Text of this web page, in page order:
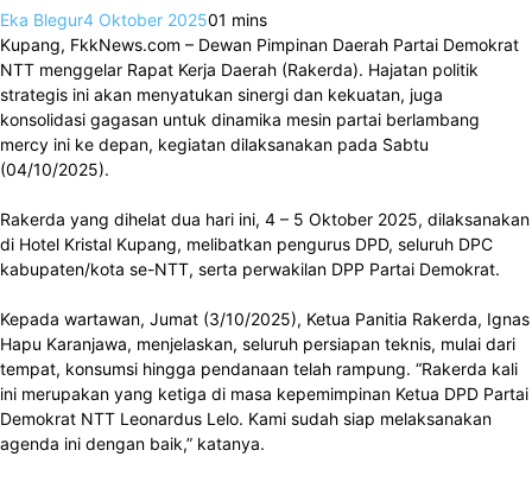
Eka Blegur4 Oktober 202501 mins
Kupang, FkkNews.com – Dewan Pimpinan Daerah Partai Demokrat
NTT menggelar Rapat Kerja Daerah (Rakerda). Hajatan politik
strategis ini akan menyatukan sinergi dan kekuatan, juga
konsolidasi gagasan untuk dinamika mesin partai berlambang
mercy ini ke depan, kegiatan dilaksanakan pada Sabtu
(04/10/2025).
Rakerda yang dihelat dua hari ini, 4 – 5 Oktober 2025, dilaksanakan
di Hotel Kristal Kupang, melibatkan pengurus DPD, seluruh DPC
kabupaten/kota se-NTT, serta perwakilan DPP Partai Demokrat.
Kepada wartawan, Jumat (3/10/2025), Ketua Panitia Rakerda, Ignas
Hapu Karanjawa, menjelaskan, seluruh persiapan teknis, mulai dari
tempat, konsumsi hingga pendanaan telah rampung. “Rakerda kali
ini merupakan yang ketiga di masa kepemimpinan Ketua DPD Partai
Demokrat NTT Leonardus Lelo. Kami sudah siap melaksanakan
agenda ini dengan baik,” katanya.